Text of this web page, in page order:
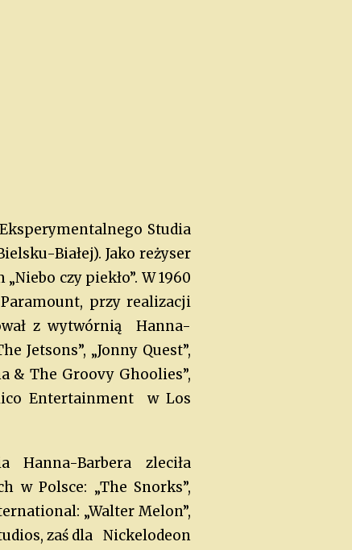
Eksperymentalnego Studia
Białej). Jako reżyser
czy piekło”. W 1960
przy realizacji
z wytwórnią Hanna-
Jetsons”, „Jonny Quest”,
& The Groovy Ghoolies”,
Entertainment w Los
Barbera zleciła
w Polsce: „The Snorks”,
„Walter Melon”,
zaś dla Nickelodeon